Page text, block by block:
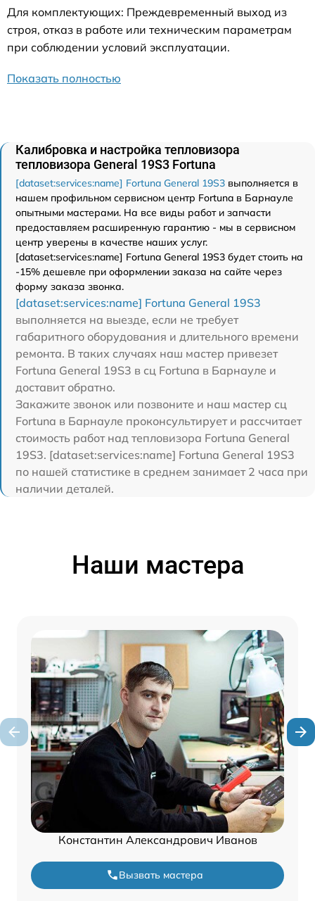
Для комплектующих: Преждевременный выход из
строя, отказ в работе или техническим параметрам
при соблюдении условий эксплуатации.
Показать полностью
Калибровка и настройка тепловизора
тепловизора General 19S3 Fortuna
[dataset:services:name] Fortuna General 19S3 выполняется в
нашем профильном сервисном центр Fortuna в Барнауле
опытными мастерами. На все виды работ и запчасти
предоставляем расширенную гарантию - мы в сервисном
центр уверены в качестве наших услуг.
[dataset:services:name] Fortuna General 19S3 будет стоить на
-15% дешевле при оформлении заказа на сайте через
форму заказа звонка.
[dataset:services:name] Fortuna General 19S3
выполняется на выезде, если не требует
габаритного оборудования и длительного времени
ремонта. В таких случаях наш мастер привезет
Fortuna General 19S3 в сц Fortuna в Барнауле и
доставит обратно.
Закажите звонок или позвоните и наш мастер сц
Fortuna в Барнауле проконсультирует и рассчитает
стоимость работ над тепловизора Fortuna General
19S3. [dataset:services:name] Fortuna General 19S3
по нашей статистике в среднем занимает 2 часа при
наличии деталей.
Наши мастера
Константин Александрович Иванов
Вызвать мастера